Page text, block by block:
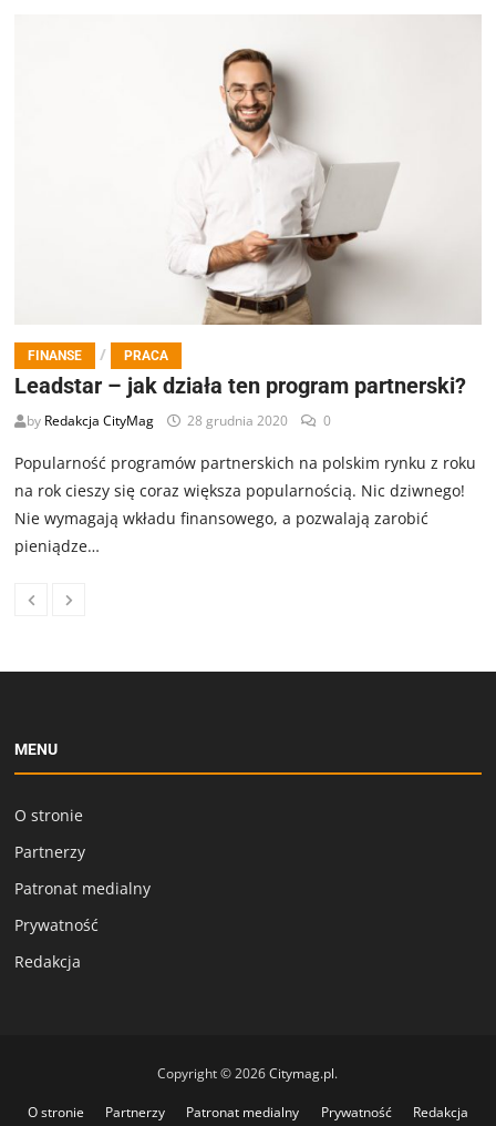
FINANSE / PRACA
Leadstar – jak działa ten program partnerski?
by Redakcja CityMag 28 grudnia 2020 0
Popularność programów partnerskich na polskim rynku z roku
na rok cieszy się coraz większa popularnością. Nic dziwnego!
Nie wymagają wkładu finansowego, a pozwalają zarobić
pieniądze…
MENU
O stronie
Partnerzy
Patronat medialny
Prywatność
Redakcja
Copyright © 2026Citymag.pl.
O stronie Partnerzy Patronat medialny Prywatność Redakcja